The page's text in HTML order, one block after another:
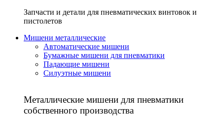
Запчасти и детали для пневматических винтовок и
пистолетов
Мишени металлические
Автоматические мишени
Бумажные мишени для пневматики
Падающие мишени
Силуэтные мишени
Металлические мишени для пневматики
собственного производства